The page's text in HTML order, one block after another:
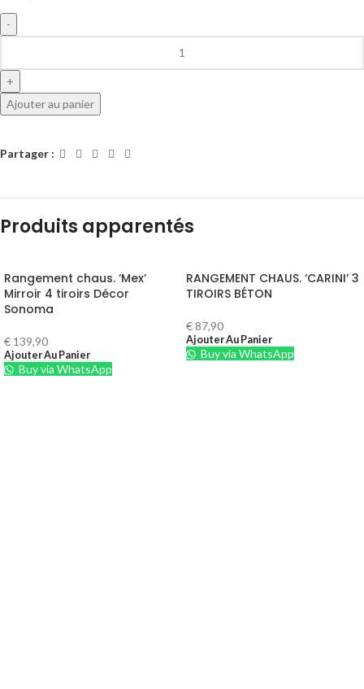
Ajouter au panier
Partager :
Produits apparentés
Rangement chaus. ‘Mex’
Mirroir 4 tiroirs Décor
Sonoma
€ 139,90
Ajouter Au Panier
Buy via WhatsApp
RANGEMENT CHAUS. ‘CARINI’ 3
TIROIRS BÉTON
€87,90
Ajouter Au Panier
Buy via WhatsApp